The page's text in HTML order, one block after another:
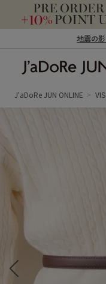
地震の
ン オンライン）
J'aDoRe JUN ONLINE VIS